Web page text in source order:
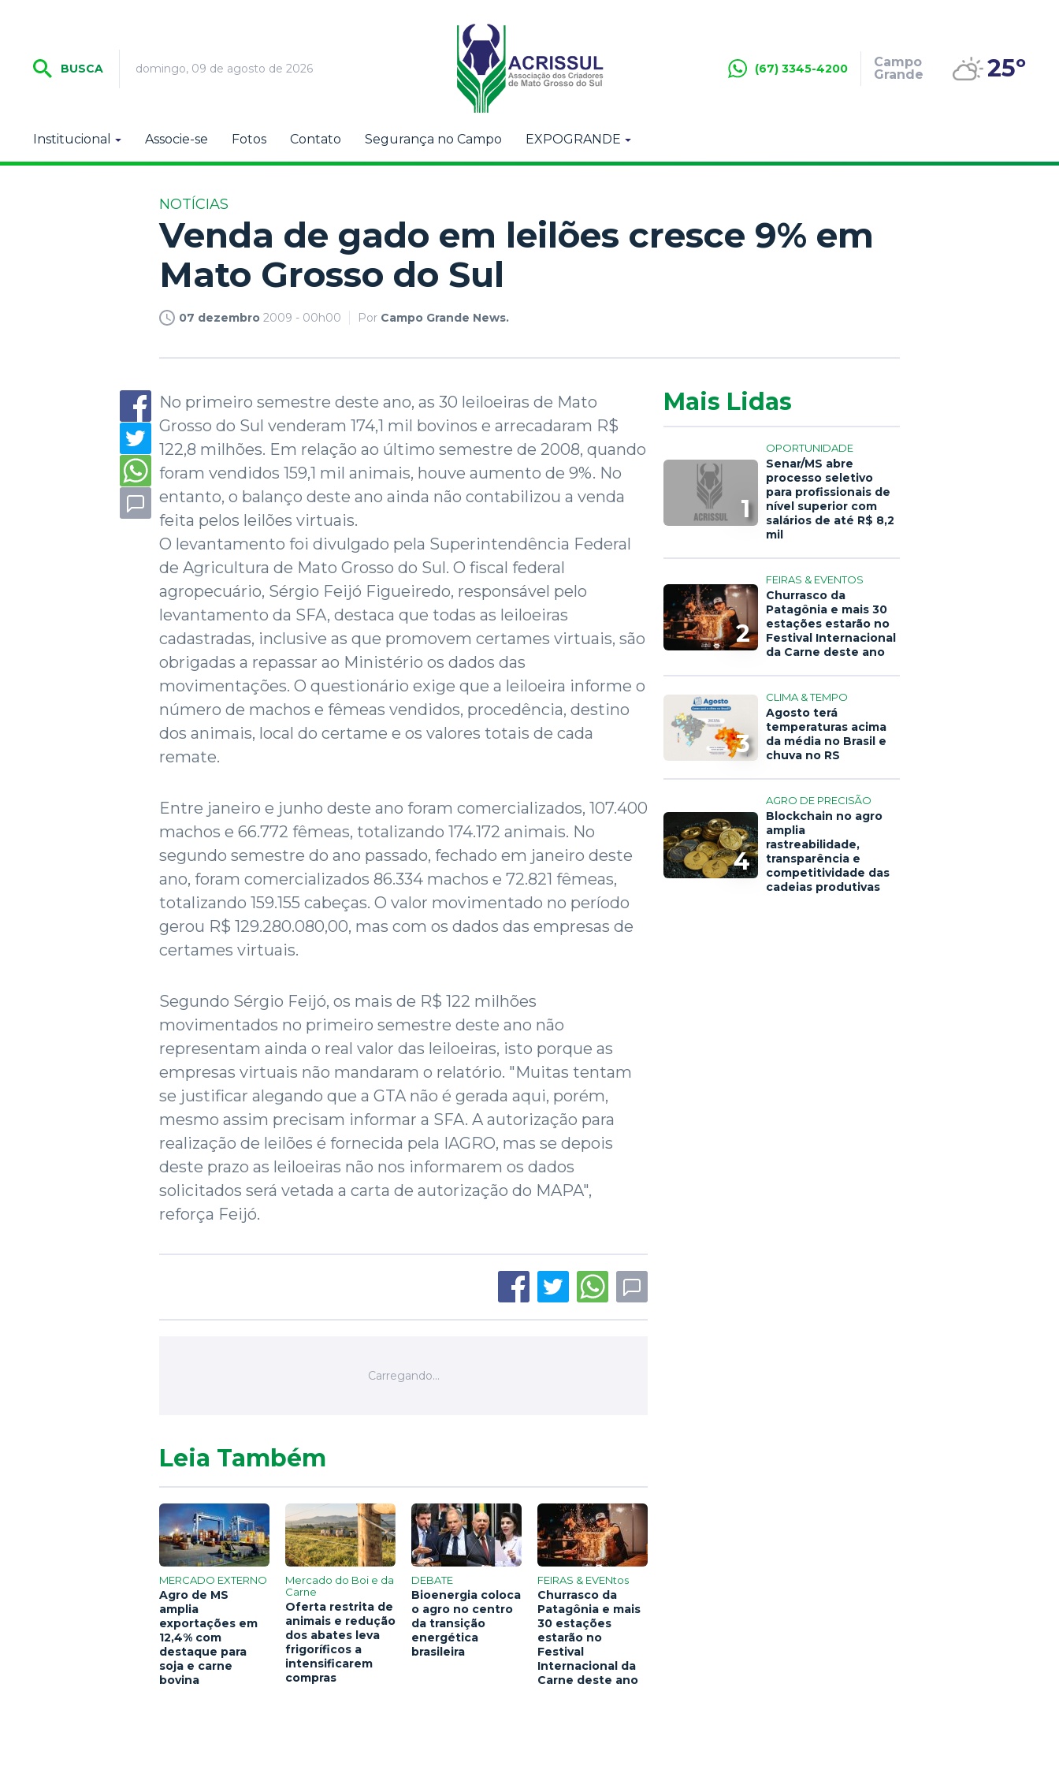
BUSCA domingo, 09 de agosto de 2026 (67) 3345-4200
Campo
Grande
25º
Institucional Associe-se Fotos Contato Segurança no Campo EXPOGRANDE
NOTÍCIAS
Venda de gado em leilões cresce 9% em
Mato Grosso do Sul
07 dezembro 2009 - 00h00 Por Campo Grande News.
No primeiro semestre deste ano, as 30 leiloeiras de Mato
Grosso do Sul venderam 174,1 mil bovinos e arrecadaram R$
122,8 milhões. Em relação ao último semestre de 2008, quando
foram vendidos 159,1 mil animais, houve aumento de 9%. No
entanto, o balanço deste ano ainda não contabilizou a venda
feita pelos leilões virtuais.
O levantamento foi divulgado pela Superintendência Federal
de Agricultura de Mato Grosso do Sul. O fiscal federal
agropecuário, Sérgio Feijó Figueiredo, responsável pelo
levantamento da SFA, destaca que todas as leiloeiras
cadastradas, inclusive as que promovem certames virtuais, são
obrigadas a repassar ao Ministério os dados das
movimentações. O questionário exige que a leiloeira informe o
número de machos e fêmeas vendidos, procedência, destino
dos animais, local do certame e os valores totais de cada
remate.
Entre janeiro e junho deste ano foram comercializados, 107.400
machos e 66.772 fêmeas, totalizando 174.172 animais. No
segundo semestre do ano passado, fechado em janeiro deste
ano, foram comercializados 86.334 machos e 72.821 fêmeas,
totalizando 159.155 cabeças. O valor movimentado no período
gerou R$ 129.280.080,00, mas com os dados das empresas de
certames virtuais.
Segundo Sérgio Feijó, os mais de R$ 122 milhões
movimentados no primeiro semestre deste ano não
representam ainda o real valor das leiloeiras, isto porque as
empresas virtuais não mandaram o relatório. "Muitas tentam
se justificar alegando que a GTA não é gerada aqui, porém,
mesmo assim precisam informar a SFA. A autorização para
realização de leilões é fornecida pela IAGRO, mas se depois
deste prazo as leiloeiras não nos informarem os dados
solicitados será vetada a carta de autorização do MAPA",
reforça Feijó.
Mais Lidas
1
OPORTUNIDADE
Senar/MS abre
processo seletivo
para profissionais de
nível superior com
salários de até R$ 8,2
mil
2
FEIRAS & EVENTOS
Churrasco da
Patagônia e mais 30
estações estarão no
Festival Internacional
da Carne deste ano
3
CLIMA & TEMPO
Agosto terá
temperaturas acima
da média no Brasil e
chuva no RS
4
AGRO DE PRECISÃO
Blockchain no agro
amplia
rastreabilidade,
transparência e
competitividade das
cadeias produtivas
Leia Também
MERCADO EXTERNO
Agro de MS
amplia
exportações em
12,4% com
destaque para
soja e carne
bovina
Mercado do Boi e da
Carne
Oferta restrita de
animais e redução
dos abates leva
frigoríficos a
intensificarem
compras
DEBATE
Bioenergia coloca
o agro no centro
da transição
energética
brasileira
FEIRAS & EVENtos
Churrasco da
Patagônia e mais
30 estações
estarão no
Festival
Internacional da
Carne deste ano